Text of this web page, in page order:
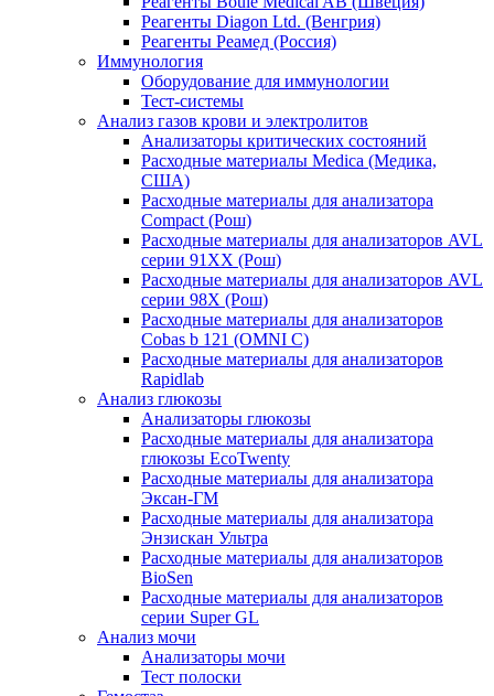
Реагенты Diagon Ltd. (Венгрия)
Реагенты Реамед (Россия)
Иммунология
Оборудование для иммунологии
Тест-системы
Анализ газов крови и электролитов
Анализаторы критических состояний
Расходные материалы Medica (Медика,
США)
Расходные материалы для анализатора
Compact (Рош)
Расходные материалы для анализаторов AVL
серии 91ХХ (Рош)
Расходные материалы для анализаторов AVL
серии 98Х (Рош)
Расходные материалы для анализаторов
Cobas b 121 (OMNI C)
Расходные материалы для анализаторов
Rapidlab
Анализ глюкозы
Анализаторы глюкозы
Расходные материалы для анализатора
глюкозы EcoTwenty
Расходные материалы для анализатора
Эксан-ГМ
Расходные материалы для анализатора
Энзискан Ультра
Расходные материалы для анализаторов
BioSen
Расходные материалы для анализаторов
серии Super GL
Анализ мочи
Анализаторы мочи
Тест полоски